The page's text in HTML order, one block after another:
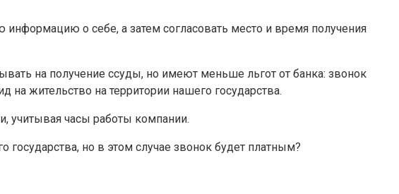
о себе, а затем согласовать место и время получения
на получение ссуды, но имеют меньше льгот от банка: звонок
жительство на территории нашего государства.
учитывая часы работы компании.
государства, но в этом случае звонок будет платным?